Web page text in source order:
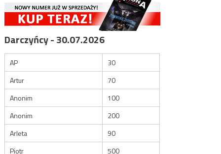
Darczyńcy - 30.07.2026
AP
30
Artur
70
Anonim
100
Anonim
200
Arleta
90
Piotr
500